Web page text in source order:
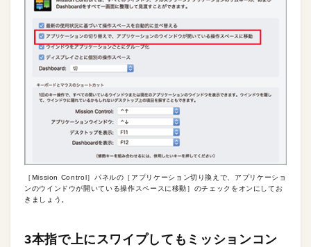
［Mission Control］パネルの［アプリケーション切り換えで、アプリケーショ
ンのウインドウが開いている操作スペースに移動］のチェックをオンにしてお
きましょう。
3本指で上にスワイプしてもミッションコン